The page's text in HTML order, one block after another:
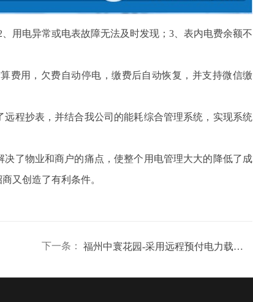
用电异常或电表故障无法及时发现；3、表内电费余额不
费用，欠费自动停电，缴费后自动恢复，并支持微信缴
远程抄表，并结合我公司的能耗综合管理系统 ，实现系统
了物业和商户的痛点，使整个用电管理大大的降低了成
又创造了有利条件。
下一条： 福州中寰花园-采用远程预付电力载波通讯应用案例